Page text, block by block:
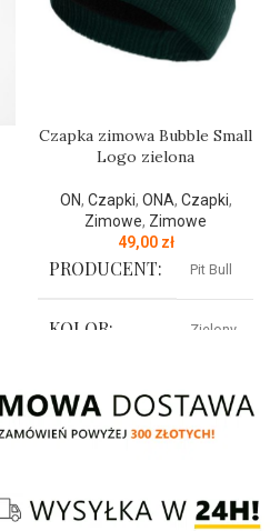
Czapka zimowa Bubble Small
Logo zielona
ON, Czapki, ONA, Czapki,
Zimowe, Zimowe
49,00 zł
PRODUCENT: Pit Bull
KOLOR: Zielony
Czapka zimowa z najnowszej
kolekcji
jakości gruba i miękka dzianina z
domieszką wełny owcy